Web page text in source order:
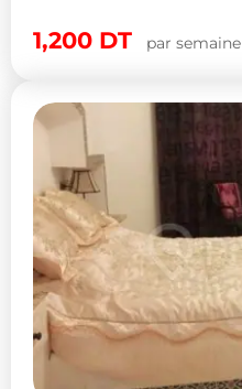
1,200 DT par semaine